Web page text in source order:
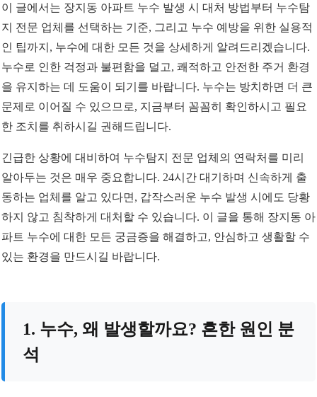
이 글에서는 장지동 아파트 누수 발생 시 대처 방법부터 누수탐
지 전문 업체를 선택하는 기준, 그리고 누수 예방을 위한 실용적
인 팁까지, 누수에 대한 모든 것을 상세하게 알려드리겠습니다.
누수로 인한 걱정과 불편함을 덜고, 쾌적하고 안전한 주거 환경
을 유지하는 데 도움이 되기를 바랍니다. 누수는 방치하면 더 큰
문제로 이어질 수 있으므로, 지금부터 꼼꼼히 확인하시고 필요
한 조치를 취하시길 권해드립니다.
긴급한 상황에 대비하여 누수탐지 전문 업체의 연락처를 미리
알아두는 것은 매우 중요합니다. 24시간 대기하며 신속하게 출
동하는 업체를 알고 있다면, 갑작스러운 누수 발생 시에도 당황
하지 않고 침착하게 대처할 수 있습니다. 이 글을 통해 장지동 아
파트 누수에 대한 모든 궁금증을 해결하고, 안심하고 생활할 수
있는 환경을 만드시길 바랍니다.
1. 누수, 왜 발생할까요? 흔한 원인 분
석